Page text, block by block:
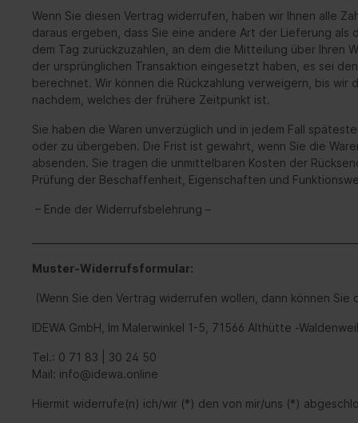
Wenn Sie diesen Vertrag widerrufen, haben wir Ihnen alle
daraus ergeben, dass Sie eine andere Art der Lieferung
dem Tag zurückzuzahlen, an dem die Mitteilung über Ihren
der ursprünglichen Transaktion eingesetzt haben, es sei
berechnet. Wir können die Rückzahlung verweigern, bis
nachdem, welches der frühere Zeitpunkt ist.
Sie haben die Waren unverzüglich und in jedem Fall
oder zu übergeben. Die Frist ist gewahrt, wenn Sie die
absenden. Sie tragen die unmittelbaren Kosten der
Prüfung der Beschaffenheit, Eigenschaften und
– Ende der Widerrufsbelehrung –
Muster-Widerrufsformular:
(Wenn Sie den Vertrag widerrufen wollen, dann können
IDEWA GmbH, Im Malerwinkel 1-5, 71566 Althütte -
Tel.: 0 71 83 | 30 24 50
Mail: info@idewa.online
Hiermit widerrufe(n) ich/wir (*) den von mir/uns (*)